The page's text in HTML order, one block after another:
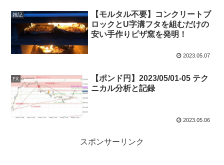
雑記
【モルタル不要】コンクリートブ
ロックとU字溝フタを組むだけの
安い手作りピザ窯を発明！
2023.05.07
FX
【ポンド円】2023/05/01-05 テク
ニカル分析と記録
2023.05.06
スポンサーリンク